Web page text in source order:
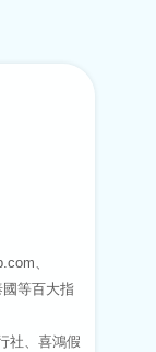
、
等百大指
社、喜鴻假